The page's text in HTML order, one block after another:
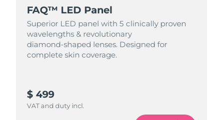
FAQ™ LED Panel
Superior LED panel with 5 clinically proven
wavelengths & revolutionary
diamond‑shaped lenses. Designed for
complete skin coverage.
$ 499
VAT and duty incl.